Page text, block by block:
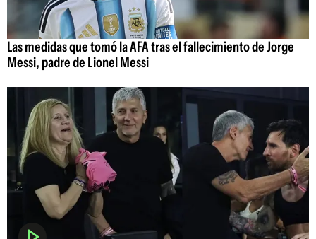
Las medidas que tomó la AFA tras el fallecimiento de Jorge
Messi, padre de Lionel Messi